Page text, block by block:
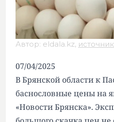
Автор: eldala.kz,
07/04/2025
В Брянской области к
баснословные цены на
«Новости Брянска».